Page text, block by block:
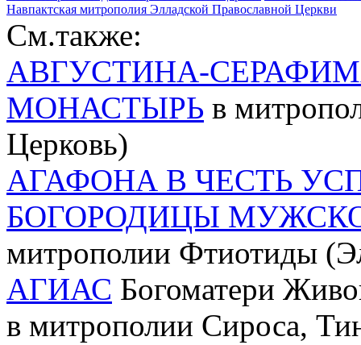
Навпактская митрополия Элладской Православной Церкви
См.также:
АВГУСТИНА-
МОНАСТЫРЬ в
Церковь)
АГАФОНА В ЧЕСТЬ
БОГОРОДИЦЫ
митрополии Фтиотиды
АГИАС Богоматери
в митрополии Сироса,